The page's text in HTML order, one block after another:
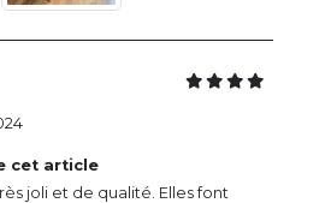
cet article
joli et de qualité. Elles font